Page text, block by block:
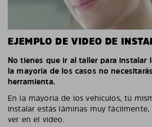
EJEMPLO DE VIDEO DE
No tienes que ir al taller para instalar
la mayoría de los casos no
herramienta.
En la mayoría de los vehículos, tú
instalar estás láminas muy
ver en el video.